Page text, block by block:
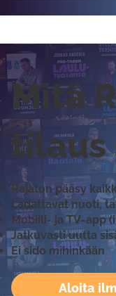
Aloita
Mitä
tilaus
Rajaton pääsy
Ladattavat nuoti,
Mobiili- ja TV-app
Jatkuvasti uutta
Ei sido mihinkään